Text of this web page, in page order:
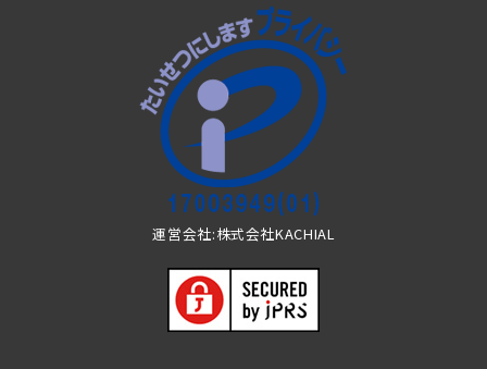
運営会社:株式会社KACHIAL